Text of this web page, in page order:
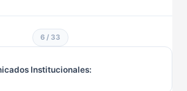
Institucionales:
6 / 33